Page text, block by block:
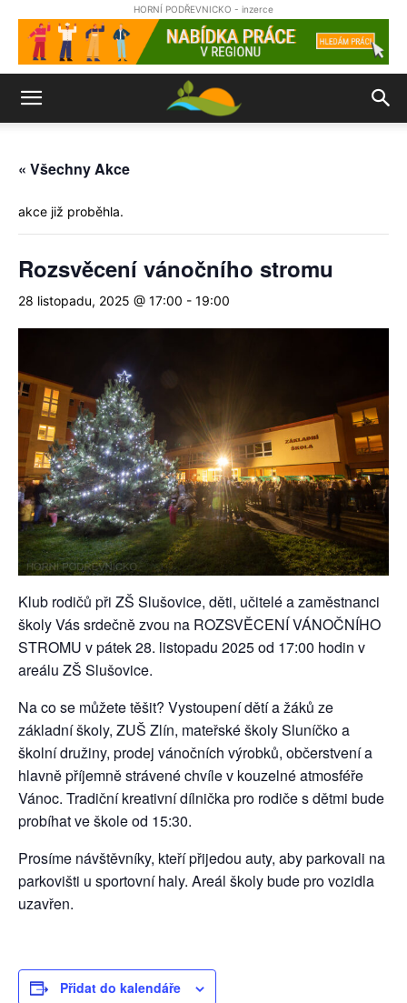
HORNÍ PODŘEVNICKO - inzerce
« Všechny Akce
akce již proběhla.
Rozsvěcení vánočního stromu
28 listopadu, 2025 @ 17:00 - 19:00
Klub rodičů při ZŠ Slušovice, děti, učitelé a zaměstnanci
školy Vás srdečně zvou na ROZSVĚCENÍ VÁNOČNÍHO
STROMU v pátek 28. listopadu 2025 od 17:00 hodin v
areálu ZŠ Slušovice.
Na co se můžete těšit? Vystoupení dětí a žáků ze
základní školy, ZUŠ Zlín, mateřské školy Sluníčko a
školní družiny, prodej vánočních výrobků, občerstvení a
hlavně příjemně strávené chvíle v kouzelné atmosféře
Vánoc. Tradiční kreativní dílnička pro rodiče s dětmi bude
probíhat ve škole od 15:30.
Prosíme návštěvníky, kteří přijedou auty, aby parkovali na
parkovišti u sportovní haly. Areál školy bude pro vozidla
uzavřen.
Přidat do kalendáře